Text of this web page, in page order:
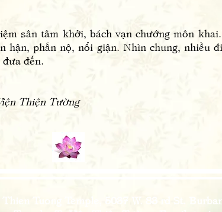
sân tâm khởi, bách vạn chướng môn
hận, phẫn nộ, nổi giận. Nhìn chung, nhiều
đến.
Thiện Tường
Thien Tuong Temple, 5037 W. 83 rd St.